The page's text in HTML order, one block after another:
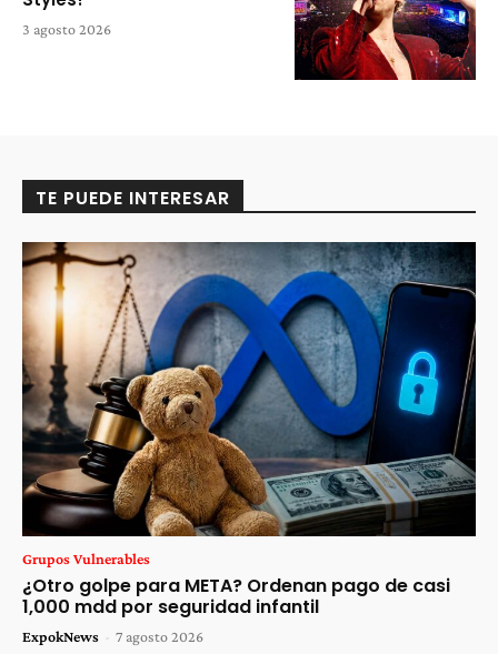
3 agosto 2026
TE PUEDE INTERESAR
Grupos Vulnerables
¿Otro golpe para META? Ordenan pago de casi
1,000 mdd por seguridad infantil
ExpokNews - 7 agosto 2026